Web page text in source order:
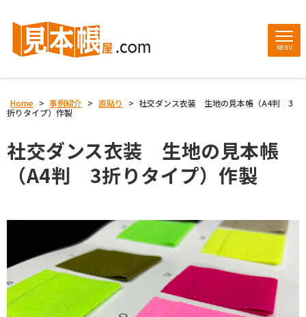
MENU
Home > 事例紹介 > 直貼り > 社交ダンス衣装 生地の見本帳（A4判 3
折りタイプ）作製
社交ダンス衣装 生地の見本帳
（A4判 3折りタイプ）作製